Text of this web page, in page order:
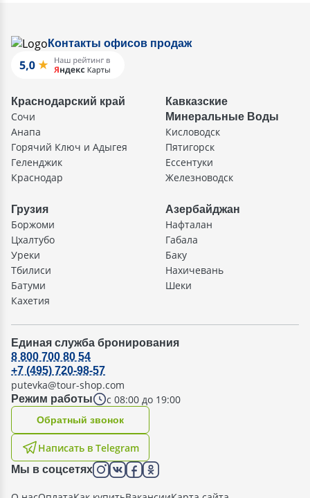
Контакты офисов продаж
Краснодарский край
Сочи
Анапа
Горячий Ключ и Адыгея
Геленджик
Краснодар
Кавказские
Минеральные Воды
Кисловодск
Пятигорск
Ессентуки
Железноводск
Грузия
Боржоми
Цхалтубо
Уреки
Тбилиси
Батуми
Кахетия
Азербайджан
Нафталан
Габала
Баку
Нахичевань
Шеки
Единая служба бронирования
Режим работы с 08:00 до 19:00
8 800 700 80 54
+7 (495) 720-98-57
putevka@tour-shop.com
Написать в Telegram
Oбратный звонок
Мы в соцсетях